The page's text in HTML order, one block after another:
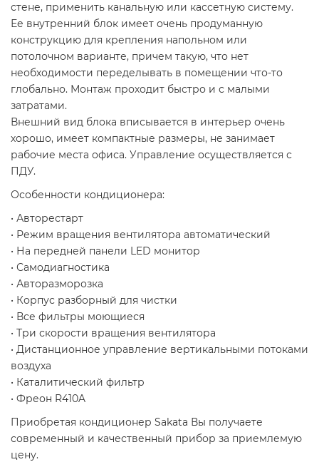
стене, применить канальную или кассетную систему.
Ее внутренний блок имеет очень продуманную
конструкцию для крепления напольном или
потолочном варианте, причем такую, что нет
необходимости переделывать в помещении что-то
глобально. Монтаж проходит быстро и с малыми
затратами.
Внешний вид блока вписывается в интерьер очень
хорошо, имеет компактные размеры, не занимает
рабочие места офиса. Управление осуществляется с
ПДУ.
Особенности кондиционера:
• Авторестарт
• Режим вращения вентилятора автоматический
• На передней панели LED монитор
• Самодиагностика
• Авторазморозка
• Корпус разборный для чистки
• Все фильтры моющиеся
• Три скорости вращения вентилятора
• Дистанционное управление вертикальными потоками
воздуха
• Каталитический фильтр
• Фреон R410A
Приобретая кондиционер Sakata Вы получаете
современный и качественный прибор за приемлемую
цену.